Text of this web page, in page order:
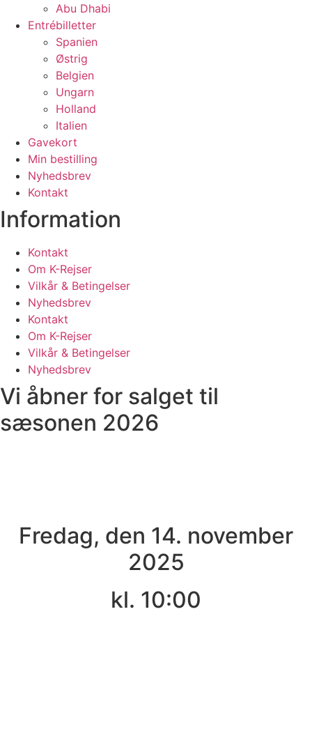
Abu Dhabi
Entrébilletter
Spanien
Østrig
Belgien
Ungarn
Holland
Italien
Gavekort
Min bestilling
Nyhedsbrev
Kontakt
Information
Kontakt
Om K-Rejser
Vilkår & Betingelser
Nyhedsbrev
Kontakt
Om K-Rejser
Vilkår & Betingelser
Nyhedsbrev
Vi åbner for salget til
sæsonen 2026
Fredag, den 14. november
2025
kl. 10:00